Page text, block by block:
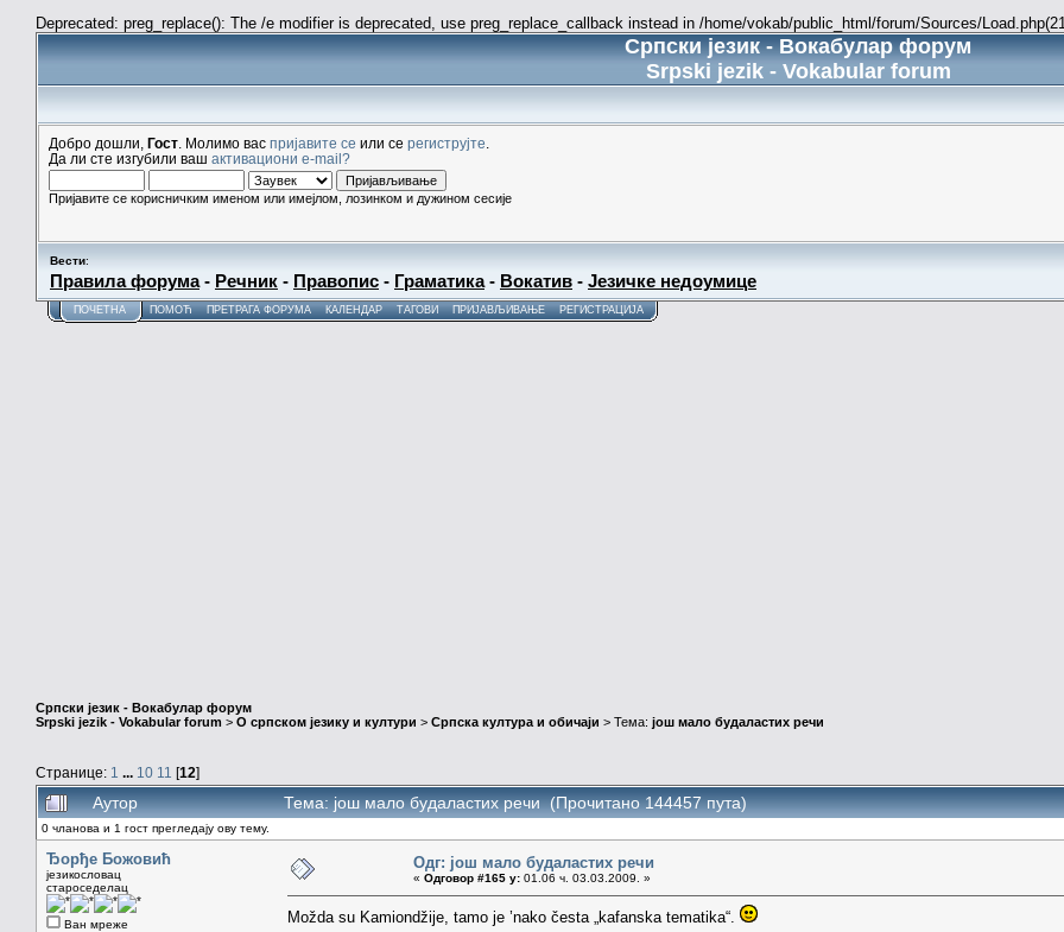
Deprecated: preg_replace(): The /e modifier is deprecated, use preg_replace_callback instead in /home/vokab/public_html/forum/Sources/
Српски језик - Вокабулар форум
Srpski jezik - Vokabular forum
Добро дошли, Гост . Молимо вас пријавите се или се региструјте
Да ли сте изгубили ваш активациони e-mail?
Пријавите се корисничким именом или имејлом, лозинком и дужином сесије
Вести:
Правила форума- Речник - Правопис - Граматика- Вокатив - Језичке недоумице
ПОЧЕТНА ПОМОЋ ПРЕТРАГА ФОРУМА КАЛЕНДАР ТАГОВИ ПРИЈАВЉИВАЊЕ РЕГИСТРАЦИЈА
Српски језик - Вокабулар форум
Srpski jezik - Vokabular forum > О српском језику и култури > Српска култура и обичаји > Тема: још мало будаластих речи
Странице: 1 ... 10 11 [12]
Аутор Тема: још мало будаластих речи (Прочитано 144457 пута)
0 чланова и 1 гост прегледају ову тему.
Ђорђе Божовић
језикословац
староседелац
Ван мреже
Одг: још мало будаластих речи
« Одговор #165 у: 01.06 ч. 03.03.2009. »
Možda su Kamiondžije, tamo je ’nako česta „kafanska tematika“.